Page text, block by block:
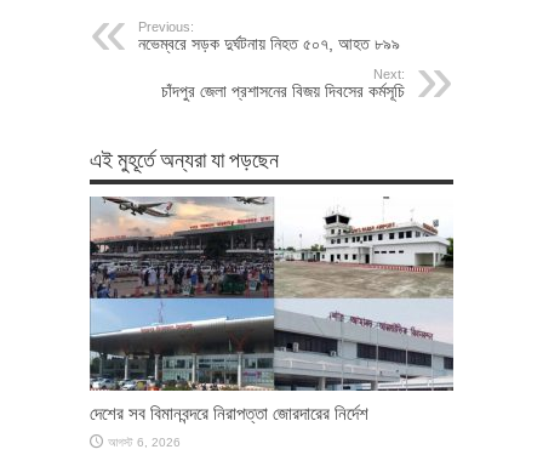
Previous:
নভেম্বরে সড়ক দুর্ঘটনায় নিহত ৫০৭, আহত ৮৯৯
Next:
চাঁদপুর জেলা প্রশাসনের বিজয় দিবসের কর্মসূচি
এই মুহূর্তে অন্যরা যা পড়ছেন
দেশের সব বিমানবন্দরে নিরাপত্তা জোরদারের নির্দেশ
আগস্ট 6, 2026